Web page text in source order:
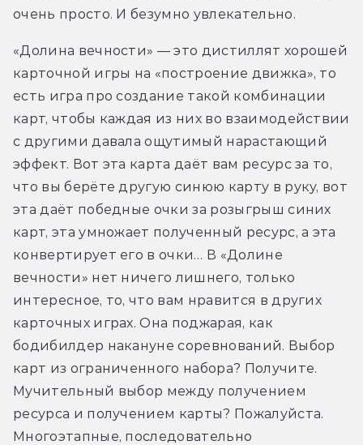
очень просто. И безумно увлекательно.
«Долина вечности» — это дистиллят хорошей
карточной игры на «построение движка», то
есть игра про создание такой комбинации
карт, чтобы каждая из них во взаимодействии
с другими давала ощутимый нарастающий
эффект. Вот эта карта даёт вам ресурс за то,
что вы берёте другую синюю карту в руку, вот
эта даёт победные очки за розыгрыш синих
карт, эта умножает полученный ресурс, а эта
конвертирует его в очки… В «Долине
вечности» нет ничего лишнего, только
интересное, то, что вам нравится в других
карточных играх. Она поджарая, как
бодибилдер накануне соревнований. Выбор
карт из ограниченного набора? Получите.
Мучительный выбор между получением
ресурса и получением карты? Пожалуйста.
Многоэтапные, последовательно